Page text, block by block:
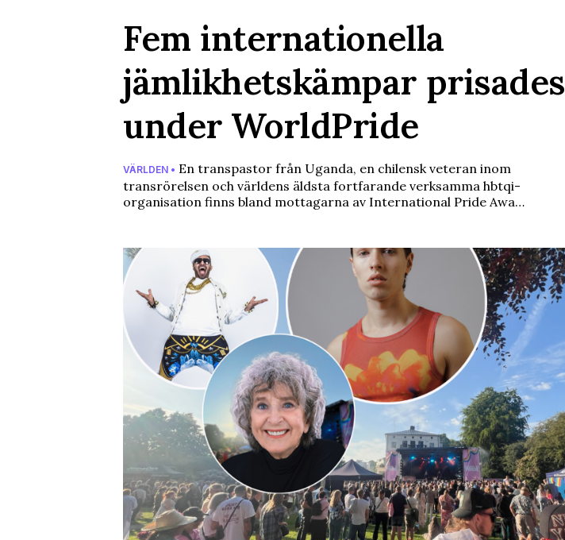
Fem internationella
jämlikhetskämpar prisades
under WorldPride
VÄRLDEN • En transpastor från Uganda, en chilensk veteran inom
transrörelsen och världens äldsta fortfarande verksamma hbtqi-
organisation finns bland mottagarna av International Pride Awa…